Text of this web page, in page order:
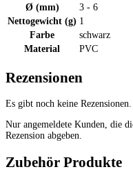
Ø (mm)
3 - 6
Nettogewicht (g) 1
Farbe
schwarz
Material
PVC
Rezensionen
Es gibt noch keine Rezensionen.
Nur angemeldete Kunden, die
Rezension abgeben.
Zubehör Produkte